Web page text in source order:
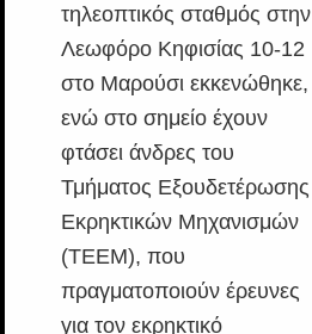
τηλεοπτικός σταθμός στην
Λεωφόρο Κηφισίας 10-12
στο Μαρούσι εκκενώθηκε,
ενώ στο σημείο έχουν
φτάσει άνδρες του
Τμήματος Εξουδετέρωσης
Εκρηκτικών Μηχανισμών
(ΤΕΕΜ), που
πραγματοποιούν έρευνες
για τον εκρηκτικό